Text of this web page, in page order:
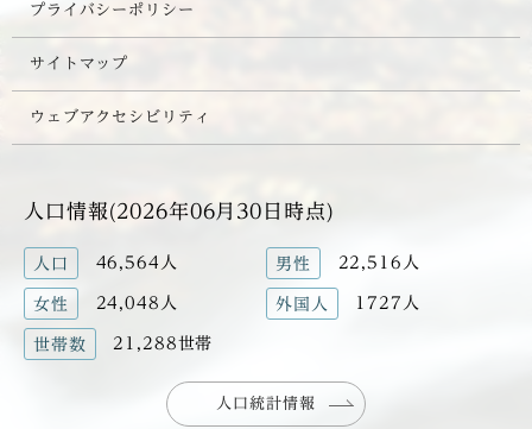
プライバシーポリシー
サイトマップ
ウェブアクセシビリティ
人口情報(2026年06月30日時点)
人口 46,564人 男性 22,516人
女性 24,048人 外国人 1727人
世帯数 21,288世帯
人口統計情報